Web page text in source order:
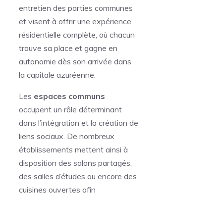
entretien des parties communes
et visent à offrir une expérience
résidentielle complète, où chacun
trouve sa place et gagne en
autonomie dès son arrivée dans
la capitale azuréenne.
Les espaces communs
occupent un rôle déterminant
dans l’intégration et la création de
liens sociaux. De nombreux
établissements mettent ainsi à
disposition des salons partagés,
des salles d’études ou encore des
cuisines ouvertes afin